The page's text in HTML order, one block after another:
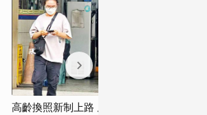
高齡換照新制上路 屏東偏鄉爭配套